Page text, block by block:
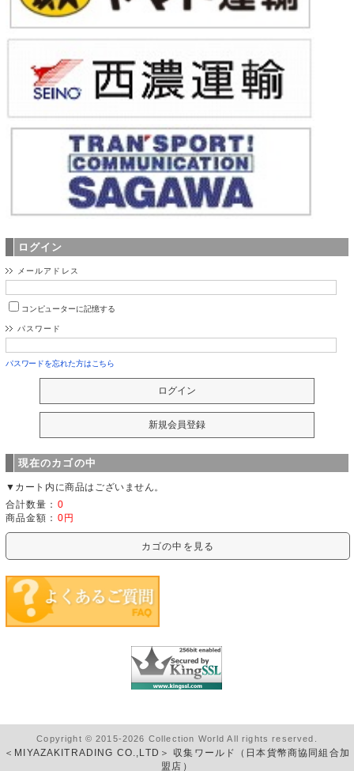
ログイン
メールアドレス
コンピューターに記憶する
パスワード
パスワードを忘れた方はこちら
現在のカゴの中
▼カート内に商品はございません。
合計数量： 0
商品金額： 0円
カゴの中を見る
Copyright © 2015-2026 Collection World All rights reserved.
＜MIYAZAKITRADING CO.,LTD＞ 収集ワールド（日本貨幣商協同組合加
盟店）